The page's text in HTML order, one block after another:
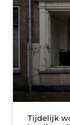
Tijdelijk